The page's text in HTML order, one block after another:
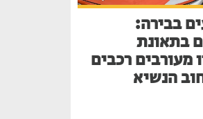
בבירה:
בתאונת
רכבים
הנשיא